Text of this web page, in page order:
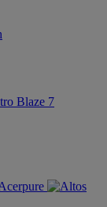
Blaze 7